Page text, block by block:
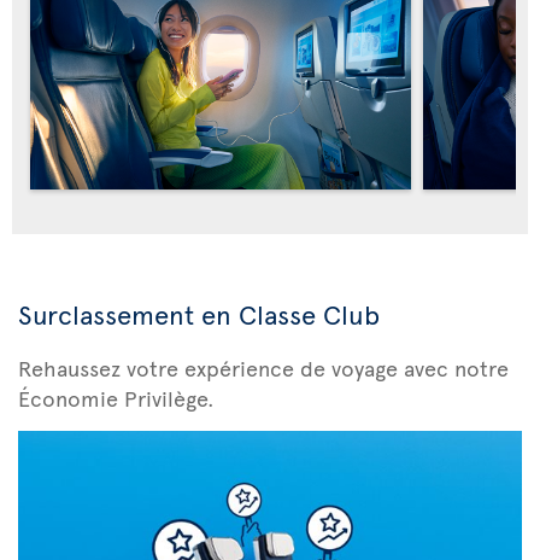
Surclassement en Classe Club
Rehaussez votre expérience de voyage avec notre
Économie Privilège.